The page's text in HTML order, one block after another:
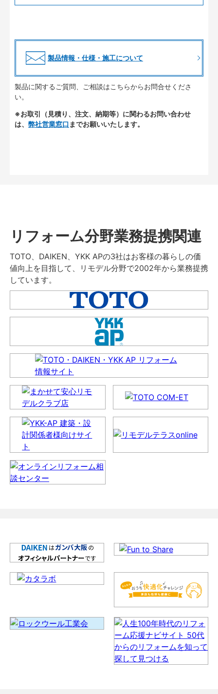
製品情報・仕様・施工について
製品に関するご質問、ご相談はこちらからお問合せくださ
い。
※お取引（見積り、注文、納期等）に関わるお問い合わせ
は、 弊社営業窓口 までお願いいたします。
リフォーム分野業務提携関連
TOTO、DAIKEN、YKK APの3社はお客様の暮らしの価
値向上を目指して、リモデル分野で2002年から業務提携
しています。